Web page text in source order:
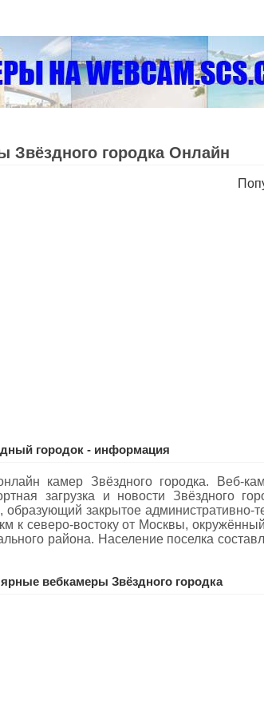
Звёздного городка Oнлайн
городок - информация
камер Звёздного городка. Веб-
загрузка и новости Звёздного
образующий закрытое административно-
к северо-востоку от Москвы,
района. Население поселка
вебкамеры Звёздного городка